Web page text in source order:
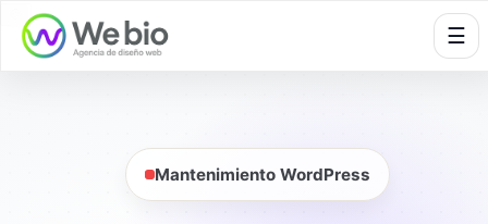
☰
Mantenimiento WordPress